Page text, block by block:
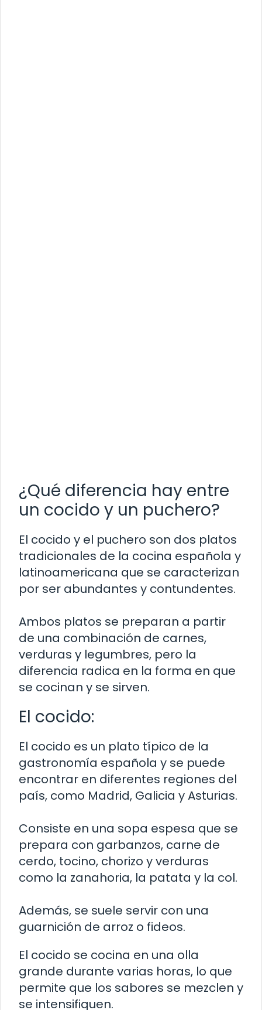
¿Qué diferencia hay entre
un cocido y un puchero?
El cocido y el puchero son dos platos
tradicionales de la cocina española y
latinoamericana que se caracterizan
por ser abundantes y contundentes.
Ambos platos se preparan a partir
de una combinación de carnes,
verduras y legumbres, pero la
diferencia radica en la forma en que
se cocinan y se sirven.
El cocido:
El cocido es un plato típico de la
gastronomía española y se puede
encontrar en diferentes regiones del
país, como Madrid, Galicia y Asturias.
Consiste en una sopa espesa que se
prepara con garbanzos, carne de
cerdo, tocino, chorizo y verduras
como la zanahoria, la patata y la col.
Además, se suele servir con una
guarnición de arroz o fideos.
El cocido se cocina en una olla
grande durante varias horas, lo que
permite que los sabores se mezclen y
se intensifiquen.